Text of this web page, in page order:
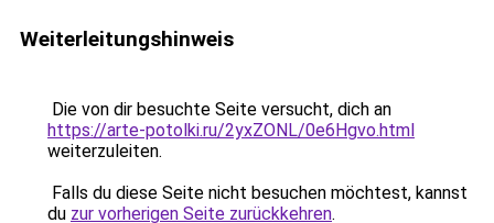
Weiterleitungshinweis
Die von dir besuchte Seite versucht, dich an
https://arte-potolki.ru/2yxZONL/0e6Hgvo.html
weiterzuleiten.
Falls du diese Seite nicht besuchen möchtest, kannst
du zur vorherigen Seite zurückkehren.